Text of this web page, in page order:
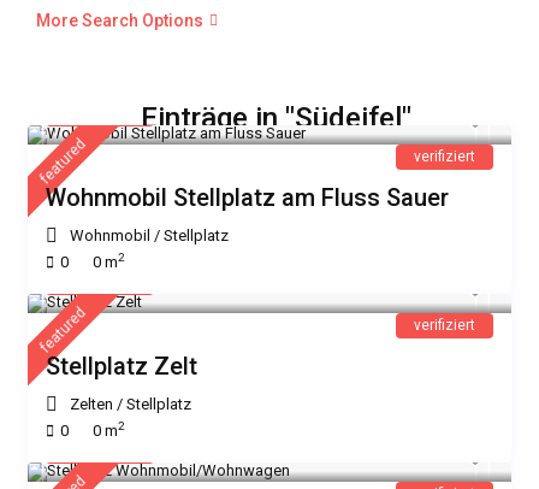
More Search Options
Einträge in "Südeifel"
featured verifiziert
Wohnmobil Stellplatz am Fluss Sauer
Wohnmobil /Stellplatz
0
0 m2
featured verifiziert
Stellplatz Zelt
Zelten /Stellplatz
0
0 m2